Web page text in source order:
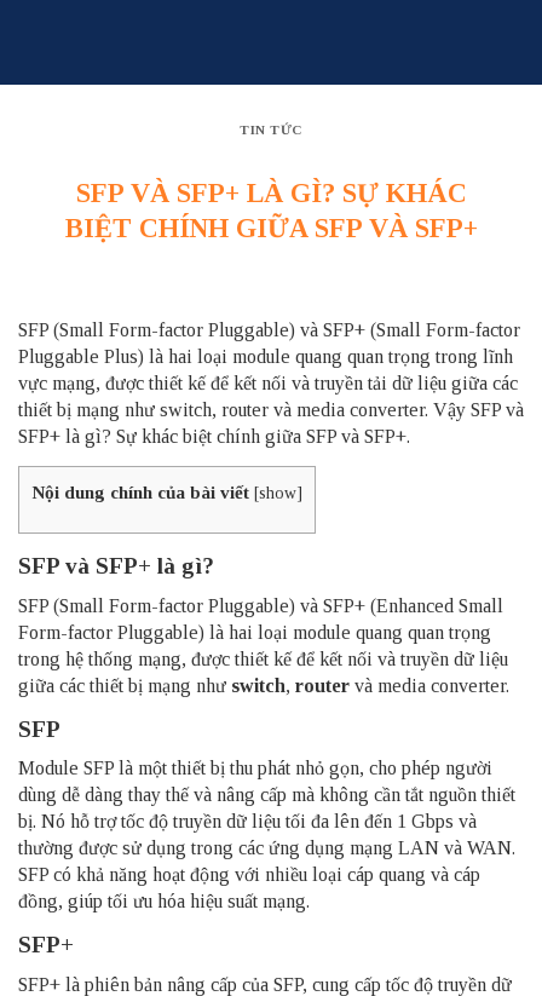
TIN TỨC
SFP VÀ SFP+ LÀ GÌ? SỰ KHÁC
BIỆT CHÍNH GIỮA SFP VÀ SFP+
SFP (Small Form-factor Pluggable) và SFP+ (Small Form-factor
Pluggable Plus) là hai loại module quang quan trọng trong lĩnh
vực mạng, được thiết kế để kết nối và truyền tải dữ liệu giữa các
thiết bị mạng như switch, router và media converter. Vậy SFP và
SFP+ là gì? Sự khác biệt chính giữa SFP và SFP+.
Nội dung chính của bài viết [show]
SFP và SFP+ là gì?
SFP (Small Form-factor Pluggable) và SFP+ (Enhanced Small
Form-factor Pluggable) là hai loại module quang quan trọng
trong hệ thống mạng, được thiết kế để kết nối và truyền dữ liệu
giữa các thiết bị mạng như switch, router và media converter.
SFP
Module SFP là một thiết bị thu phát nhỏ gọn, cho phép người
dùng dễ dàng thay thế và nâng cấp mà không cần tắt nguồn thiết
bị. Nó hỗ trợ tốc độ truyền dữ liệu tối đa lên đến 1 Gbps và
thường được sử dụng trong các ứng dụng mạng LAN và WAN.
SFP có khả năng hoạt động với nhiều loại cáp quang và cáp
đồng, giúp tối ưu hóa hiệu suất mạng.
SFP+
SFP+ là phiên bản nâng cấp của SFP, cung cấp tốc độ truyền dữ